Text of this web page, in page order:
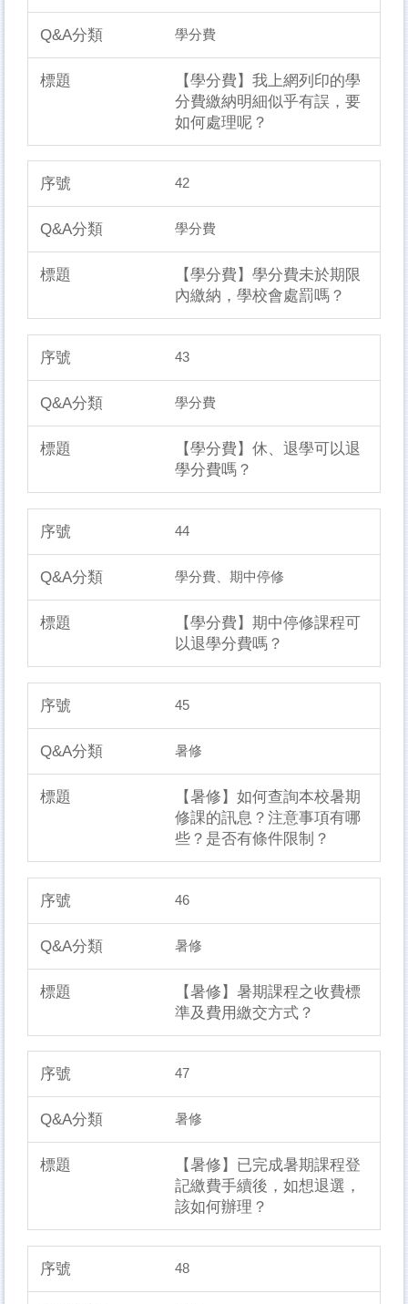
學分費
【學分費】我上網列印的學
分費繳納明細似乎有誤，要
如何處理呢？
42
學分費
【學分費】學分費未於期限
內繳納，學校會處罰嗎？
43
學分費
【學分費】休、退學可以退
學分費嗎？
44
學分費、期中停修
【學分費】期中停修課程可
以退學分費嗎？
45
暑修
【暑修】如何查詢本校暑期
修課的訊息？注意事項有哪
些？是否有條件限制？
46
暑修
【暑修】暑期課程之收費標
準及費用繳交方式？
47
暑修
【暑修】已完成暑期課程登
記繳費手續後，如想退選，
該如何辦理？
48